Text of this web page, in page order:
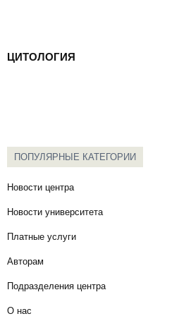
ЦИТОЛОГИЯ
ПОПУЛЯРНЫЕ КАТЕГОРИИ
Новости центра
Новости университета
Платные услуги
Авторам
Подразделения центра
О нас